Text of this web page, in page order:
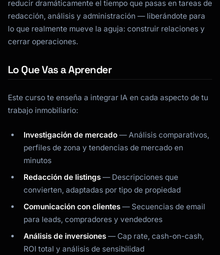
reducir dramáticamente el tiempo que pasas en tareas de
redacción, análisis y administración — liberándote para
lo que realmente mueve la aguja: construir relaciones y
cerrar operaciones.
Lo Que Vas a Aprender
Este curso te enseña a integrar IA en cada aspecto de tu
trabajo inmobiliario:
Investigación de mercado — Análisis comparativos,
perfiles de zona y tendencias de mercado en
minutos
Redacción de listings — Descripciones que
convierten, adaptadas por tipo de propiedad
Comunicación con clientes — Secuencias de email
para leads, compradores y vendedores
Análisis de inversiones — Cap rate, cash-on-cash,
ROI total y análisis de sensibilidad
Kai
Buscador de cursos · aquí para ayudarte